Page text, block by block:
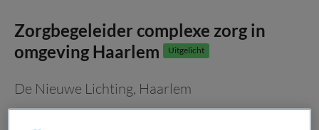
Zorgbegeleider complexe zorg in
omgeving Haarlem
Uitgelicht
De Nieuwe Lichting, Haarlem